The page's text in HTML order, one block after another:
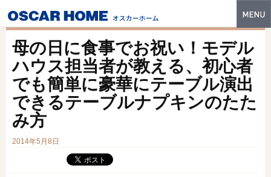
特長
性能・技術
イベント・モデルハウス
母の日に食事でお祝い！モデル
ハウス担当者が教える、初心者
でも簡単に豪華にテーブル演出
できるテーブルナプキンのたた
み方
2014年5月8日